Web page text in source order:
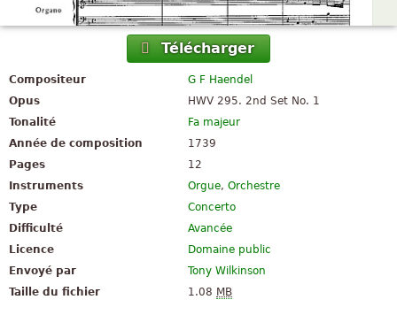
Télécharger
Compositeur
G F Haendel
Opus
HWV 295. 2nd Set No. 1
Tonalité
Fa majeur
Année de composition
1739
Pages
12
Instruments
Orgue,Orchestre
Type
Concerto
Difficulté
Avancée
Licence
Domaine public
Envoyé par
Tony Wilkinson
Taille du fichier
1.08 MB